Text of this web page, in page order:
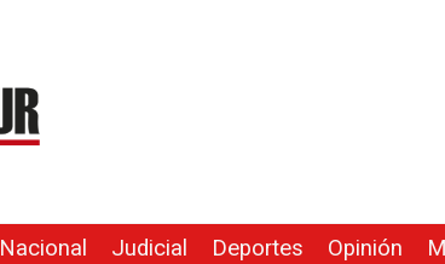
Nacional Judicial Deportes Opinión